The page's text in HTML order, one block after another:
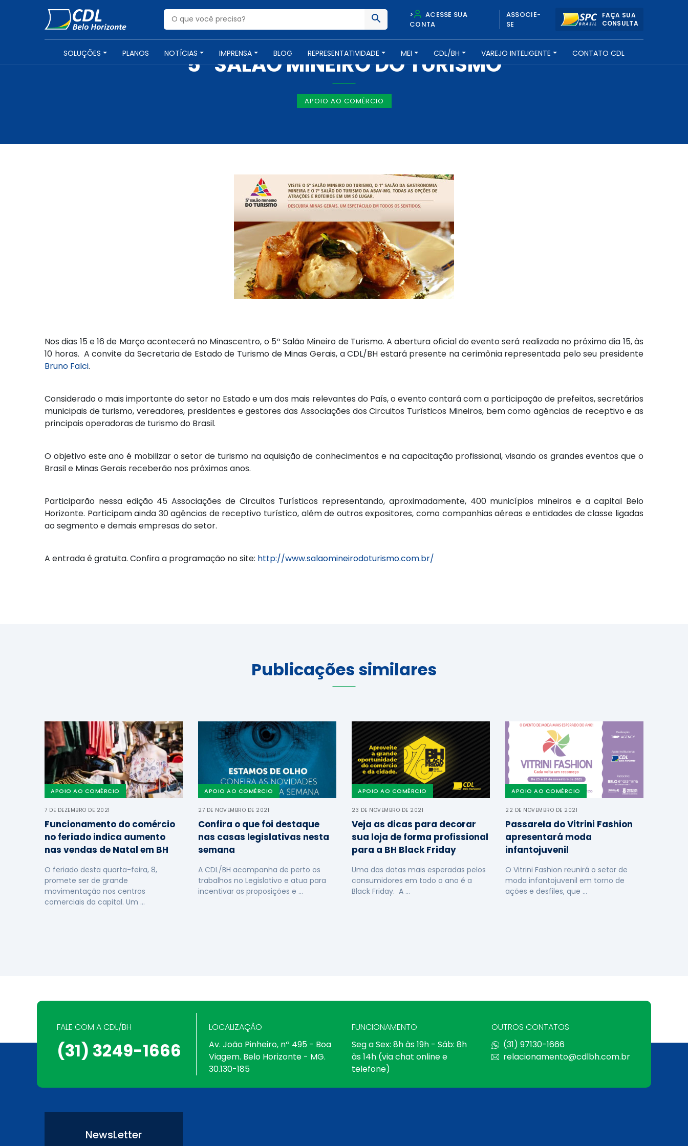
>
ACESSE SUA
CONTA
ASSOCIE-
SE
FAÇA SUA
CONSULTA
SOLUÇÕES PLANOS NOTÍCIAS IMPRENSA BLOG REPRESENTATIVIDADE MEI CDL/BH VAREJO INTELIGENTE CONTATO CDL
NOTÍCIAS -7 DE MARÇO DE 2013
5º SALÃO MINEIRO DO TURISMO
APOIO AO COMÉRCIO
Nos dias 15 e 16 de Março acontecerá no Minascentro, o 5º Salão Mineiro de Turismo. A abertura oficial do evento será realizada no próximo dia 15, às
10 horas. A convite da Secretaria de Estado de Turismo de Minas Gerais, a CDL/BH estará presente na cerimônia representada pelo seu presidente
Bruno Falci.
Considerado o mais importante do setor no Estado e um dos mais relevantes do País, o evento contará com a participação de prefeitos, secretários
municipais de turismo, vereadores, presidentes e gestores das Associações dos Circuitos Turísticos Mineiros, bem como agências de receptivo e as
principais operadoras de turismo do Brasil.
O objetivo este ano é mobilizar o setor de turismo na aquisição de conhecimentos e na capacitação profissional, visando os grandes eventos que o
Brasil e Minas Gerais receberão nos próximos anos.
Participarão nessa edição 45 Associações de Circuitos Turísticos representando, aproximadamente, 400 municípios mineiros e a capital Belo
Horizonte. Participam ainda 30 agências de receptivo turístico, além de outros expositores, como companhias aéreas e entidades de classe ligadas
ao segmento e demais empresas do setor.
A entrada é gratuita. Confira a programação no site: http://www.salaomineirodoturismo.com.br/
Publicações similares
APOIO AO COMÉRCIO
7 DE DEZEMBRO DE 2021
Funcionamento do comércio
no feriado indica aumento
nas vendas de Natal em BH
O feriado desta quarta-feira, 8,
promete ser de grande
movimentação nos centros
comerciais da capital. Um …
APOIO AO COMÉRCIO
27 DE NOVEMBRO DE 2021
Confira o que foi destaque
nas casas legislativas nesta
semana
A CDL/BH acompanha de perto os
trabalhos no Legislativo e atua para
incentivar as proposições e …
APOIO AO COMÉRCIO
23 DE NOVEMBRO DE 2021
Veja as dicas para decorar
sua loja de forma profissional
para a BH Black Friday
Uma das datas mais esperadas pelos
consumidores em todo o ano é a
Black Friday. A …
APOIO AO COMÉRCIO
22 DE NOVEMBRO DE 2021
Passarela do Vitrini Fashion
apresentará moda
infantojuvenil
O Vitrini Fashion reunirá o setor de
moda infantojuvenil em torno de
ações e desfiles, que …
FALE COM A CDL/BH
(31) 3249-1666
LOCALIZAÇÃO
Av. João Pinheiro, nº 495 - Boa
Viagem. Belo Horizonte - MG.
30.130-185
FUNCIONAMENTO
Seg a Sex: 8h às 19h - Sáb: 8h
às 14h (via chat online e
telefone)
OUTROS CONTATOS
(31) 97130-1666
relacionamento@cdlbh.com.br
NewsLetter